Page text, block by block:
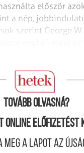
először
a nép,
szerint George
Tovább olvasná?
online előfizetést
meg a lapot az